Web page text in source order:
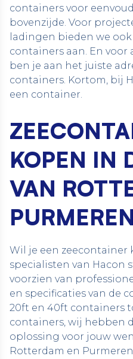
containers voor
bovenzijde. Voor
ladingen bieden we ook
containers aan. En voor
ben je aan het juiste
containers. Kortom, bij
een container.
KOPEN IN
VAN
Wil je een zeecontainer
specialisten van Hacon
voorzien van
en specificaties van de
20ft en 40ft containers
containers, wij hebben
oplossing voor jouw
Rotterdam en